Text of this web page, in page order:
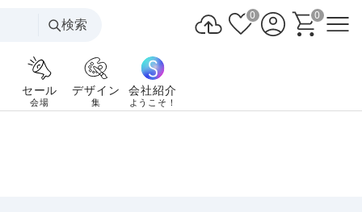
検索
0 0
セール
会場
デザイン
集
会社紹介
ようこそ！